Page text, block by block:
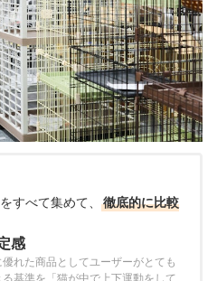
をすべて集めて、
徹底的に比較
感
れた商品としてユーザーがとても
基準を「猫が中で上下運動をして